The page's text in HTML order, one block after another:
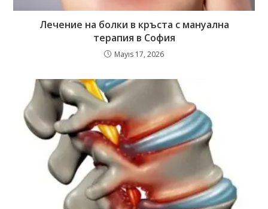
Лечение на болки в кръста с мануална
терапия в София
Mayıs 17, 2026